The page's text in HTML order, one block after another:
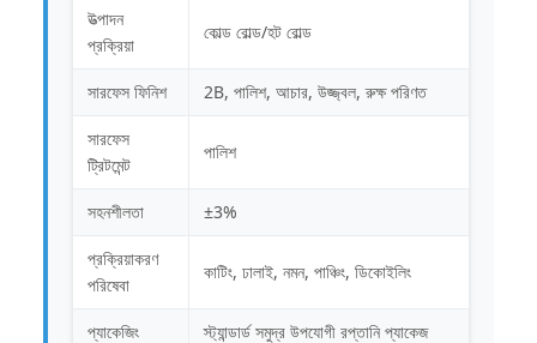
উত্পাদন
প্রক্রিয়া
কোল্ড রোল্ড/হট রোল্ড
সারফেস ফিনিশ 2B, পালিশ, আচার, উজ্জ্বল, রুক্ষ পরিণত
সারফেস
ট্রিটমেন্ট
পালিশ
সহনশীলতা ±3%
প্রক্রিয়াকরণ
পরিষেবা
কাটিং, ঢালাই, নমন, পাঞ্চিং, ডিকোইলিং
প্যাকেজিং স্ট্যান্ডার্ড সমুদ্র উপযোগী রপ্তানি প্যাকেজ